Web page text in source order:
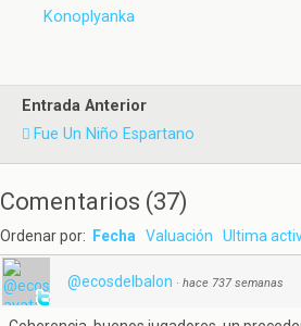
Konoplyanka
Entrada Anterior
Fue Un Niño Espartano
Comentarios (37)
Ordenar por: Fecha Valuación Ultima
@ecosdelbalon · hace 737 semanas